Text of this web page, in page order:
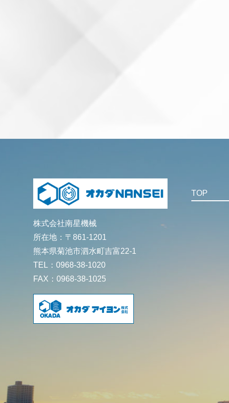
株式会社南星機械
所在地：〒861-1201
熊本県菊池市泗水町吉富22-1
TEL：0968-38-1020
FAX：0968-38-1025
TOP